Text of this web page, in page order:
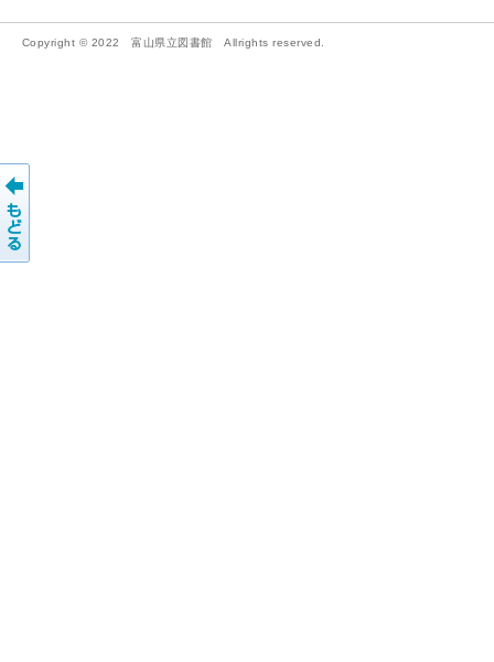
Copyright © 2022 富山県立図書館 Allrights reserved.